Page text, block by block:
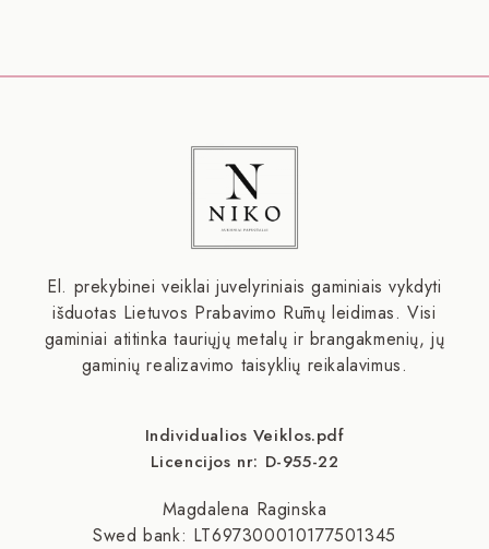
El. prekybinei veiklai juvelyriniais gaminiais vykdyti
išduotas Lietuvos Prabavimo Rūmų leidimas. Visi
gaminiai atitinka tauriųjų metalų ir brangakmenių, jų
gaminių realizavimo taisyklių reikalavimus.
Individualios Veiklos.pdf
Licencijos nr: D-955-22
Magdalena Raginska
Swed bank: LT697300010177501345